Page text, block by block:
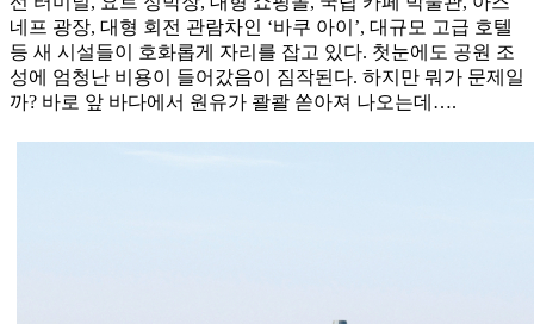
네프 광장, 대형 회전 관람차인 ‘바쿠 아이’, 대규모 고급 호텔
등 새 시설들이 호화롭게 자리를 잡고 있다. 첫눈에도 공원 조
성에 엄청난 비용이 들어갔음이 짐작된다. 하지만 뭐가 문제일
까? 바로 앞 바다에서 원유가 콸콸 쏟아져 나오는데….